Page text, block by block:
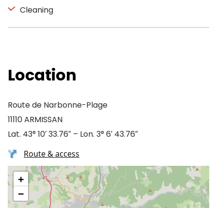
Cleaning
Location
Route de Narbonne-Plage
11110 ARMISSAN
Lat. 43° 10′ 33.76″ – Lon. 3° 6′ 43.76″
Route & access
+
−